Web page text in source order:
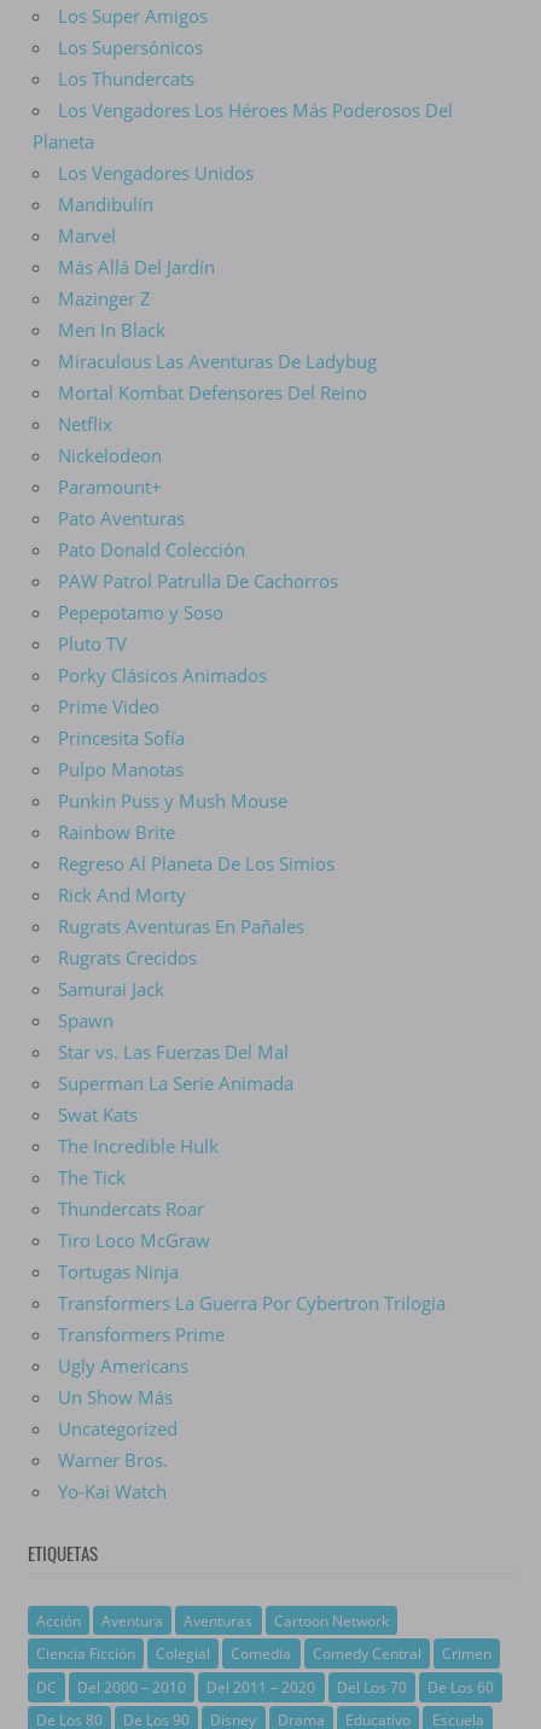
Los Super Amigos
Los Supersónicos
Los Thundercats
Los Vengadores Los Héroes Más Poderosos Del
Planeta
Los Vengadores Unidos
Mandibulín
Marvel
Más Allá Del Jardín
Mazinger Z
Men In Black
Miraculous Las Aventuras De Ladybug
Mortal Kombat Defensores Del Reino
Netflix
Nickelodeon
Paramount+
Pato Aventuras
Pato Donald Colección
PAW Patrol Patrulla De Cachorros
Pepepotamo y Soso
Pluto TV
Porky Clásicos Animados
Prime Video
Princesita Sofía
Pulpo Manotas
Punkin Puss y Mush Mouse
Rainbow Brite
Regreso Al Planeta De Los Simios
Rick And Morty
Rugrats Aventuras En Pañales
Rugrats Crecidos
Samurai Jack
Spawn
Star vs. Las Fuerzas Del Mal
Superman La Serie Animada
Swat Kats
The Incredible Hulk
The Tick
Thundercats Roar
Tiro Loco McGraw
Tortugas Ninja
Transformers La Guerra Por Cybertron Trilogia
Transformers Prime
Ugly Americans
Un Show Más
Uncategorized
Warner Bros.
Yo-Kai Watch
ETIQUETAS
Acción Aventura Aventuras
Cartoon Network
Ciencia Ficción
Colegial Comedia Comedy Central
Crimen
DC
Del 2000 – 2010 Del 2011 – 2020 Del Los 70
De Los 60
De Los 80
De Los 90 Disney Drama Educativo Escuela